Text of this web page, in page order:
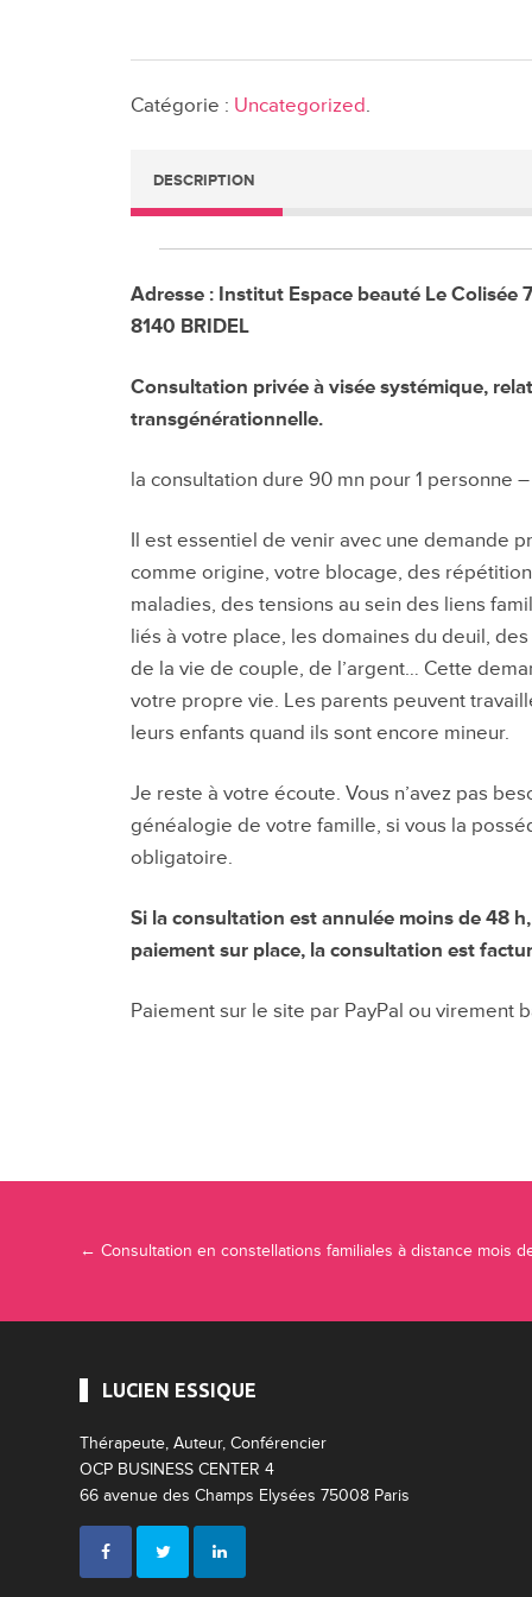
et
2024
Catégorie : Uncategorized.
DESCRIPTION
Adresse : Institut Espace beauté Le Colisée
8140 BRIDEL
Consultation privée à visée systémique,
transgénérationnelle.
la consultation dure 90 mn pour 1 personne
Il est essentiel de venir avec une demande
comme origine, votre blocage, des
maladies, des tensions au sein des liens
liés à votre place, les domaines du deuil,
de la vie de couple, de l’argent… Cette
votre propre vie. Les parents peuvent
leurs enfants quand ils sont encore mineur.
Je reste à votre écoute. Vous n’avez pas
généalogie de votre famille, si vous la
obligatoire.
Si la consultation est annulée moins de 48
paiement sur place, la consultation est
Paiement sur le site par PayPal ou virement
← Consultation en constellations familiales à distance mois
LUCIEN ESSIQUE
Thérapeute, Auteur, Conférencier
OCP BUSINESS CENTER 4
66 avenue des Champs Elysées 75008 Paris